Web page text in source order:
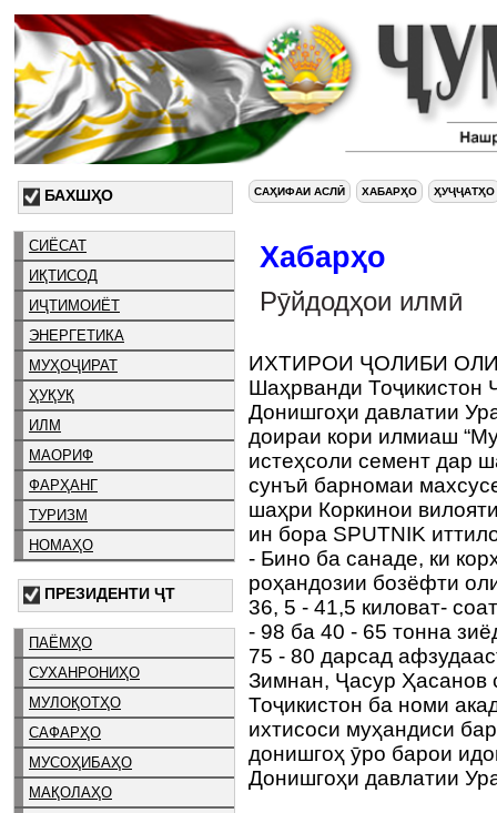
БАХШҲО
СИЁСАТ
ИҚТИСОД
ИҶТИМОИЁТ
ЭНЕРГЕТИКА
МУҲОҶИРАТ
ҲУҚУҚ
ИЛМ
МАОРИФ
ФАРҲАНГ
ТУРИЗМ
НОМАҲО
ПРЕЗИДЕНТИ ҶТ
ПАЁМҲО
СУХАНРОНИҲО
МУЛОҚОТҲО
САФАРҲО
МУСОҲИБАҲО
МАҚОЛАҲО
САҲИФАИ АСЛӢ ХАБАРҲО ҲУҶҶАТҲО
Хабарҳо
Рӯйдодҳои илмӣ
ИХТИРОИ ҶОЛИБИ
Шаҳрванди Тоҷикистон
Донишгоҳи давлатии
доираи кори илмиаш
истеҳсоли семент дар
сунъӣ барномаи
шаҳри Коркинои
ин бора SPUTNIK
- Бино ба санаде, ки
роҳандозии бозёфти
36, 5 - 41,5 киловат-
- 98 ба 40 - 65 тонна
75 - 80 дарсад
Зимнан, Ҷасур Ҳасанов
Тоҷикистон ба номи
ихтисоси муҳандиси
донишгоҳ ӯро барои
Донишгоҳи давлатии